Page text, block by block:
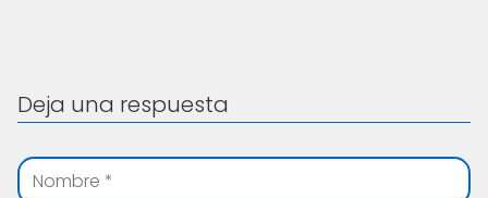
Deja una respuesta